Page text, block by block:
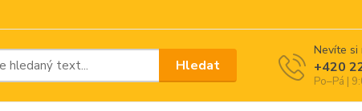
Hledat
Nevíte si
+420
Po–Pá |